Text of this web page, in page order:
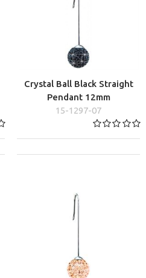
Crystal Ball Black Straight
Pendant 12mm
15-1297-07